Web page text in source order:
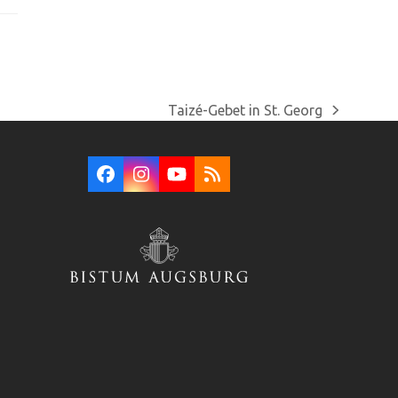
Nächster
Taizé-Gebet in St. Georg
Facebook
Instagram
YouTube
RSS